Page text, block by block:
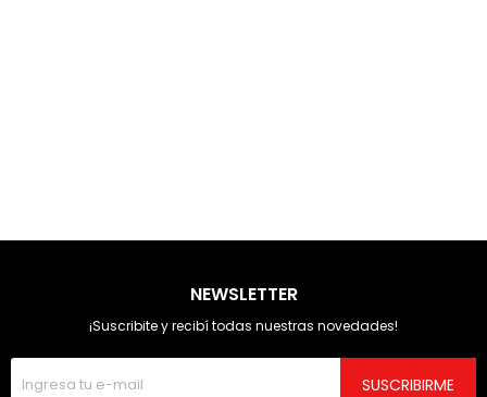
NEWSLETTER
¡Suscribite y recibí todas nuestras novedades!
SUSCRIBIRME